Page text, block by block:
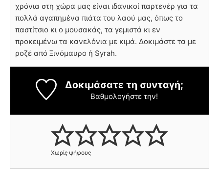
χρόνια στη χώρα μας είναι ιδανικοί παρτενέρ για τα
πολλά αγαπημένα πιάτα του λαού μας, όπως το
παστίτσιο κι ο μουσακάς, τα γεμιστά κι εν
προκειμένω τα κανελόνια με κιμά. Δοκιμάστε τα με
ροζέ από Ξινόμαυρο ή Syrah.
Δοκιμάσατε τη συνταγή;
Βαθμολογήστε την!
Χωρίς ψήφους